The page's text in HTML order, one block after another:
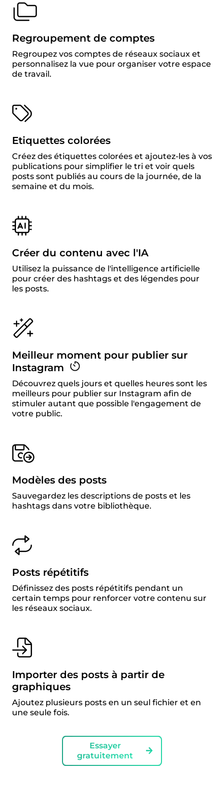
Regroupement de comptes
Regroupez vos comptes de réseaux sociaux et
personnalisez la vue pour organiser votre espace
de travail.
Etiquettes colorées
Créez des étiquettes colorées et ajoutez-les à vos
publications pour simplifier le tri et voir quels
posts sont publiés au cours de la journée, de la
semaine et du mois.
Créer du contenu avec l'IA
Utilisez la puissance de l'intelligence artificielle
pour créer des hashtags et des légendes pour
les posts.
Meilleur moment pour publier sur
Instagram
Découvrez quels jours et quelles heures sont les
meilleurs pour publier sur Instagram afin de
stimuler autant que possible l'engagement de
votre public.
Modèles des posts
Sauvegardez les descriptions de posts et les
hashtags dans votre bibliothèque.
Posts répétitifs
Définissez des posts répétitifs pendant un
certain temps pour renforcer votre contenu sur
les réseaux sociaux.
Importer des posts à partir de
graphiques
Ajoutez plusieurs posts en un seul fichier et en
une seule fois.
Essayer
gratuitement